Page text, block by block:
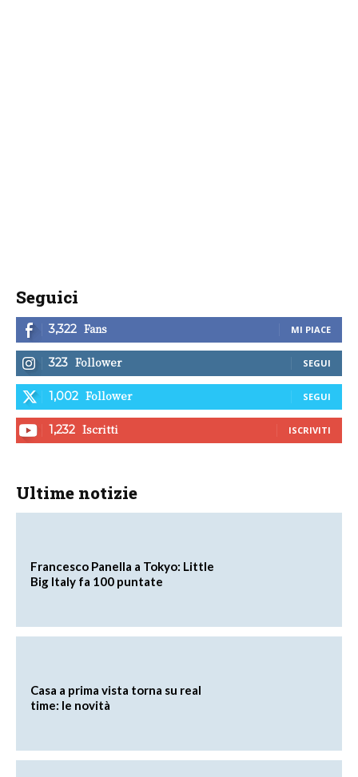
Seguici
3,322 Fans MI PIACE
323 Follower SEGUI
1,002 Follower SEGUI
1,232 Iscritti ISCRIVITI
Ultime notizie
Francesco Panella a Tokyo: Little
Big Italy fa 100 puntate
Casa a prima vista torna su real
time: le novità